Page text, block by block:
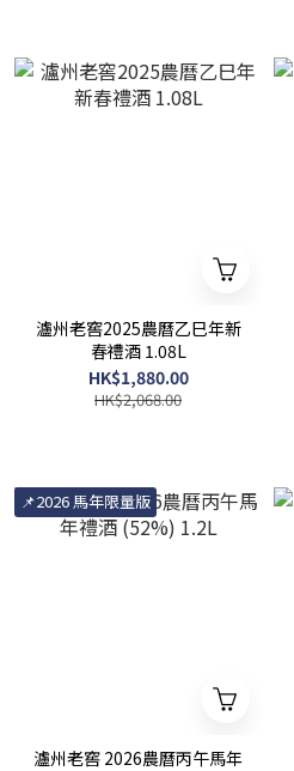
瀘州老窖2025農曆乙巳年新
春禮酒 1.08L
HK$1,880.00
HK$2,068.00
📌2026 馬年限量版
瀘州老窖 2026農曆丙午馬年